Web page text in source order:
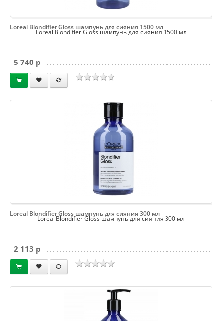
Loreal Blondifier Gloss шампунь для сияния 1500 мл
Loreal Blondifier Gloss шампунь для сияния 1500 мл
5 740 p
Loreal Blondifier Gloss шампунь для сияния 300 мл
Loreal Blondifier Gloss шампунь для сияния 300 мл
2 113 p